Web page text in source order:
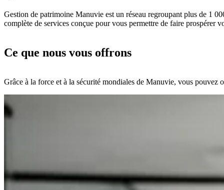
Gestion de patrimoine Manuvie est un réseau regroupant plus de 1
complète de services conçue pour vous permettre de faire prospérer
Ce que nous vous offrons
Grâce à la force et à la sécurité mondiales de Manuvie, vous pouvez